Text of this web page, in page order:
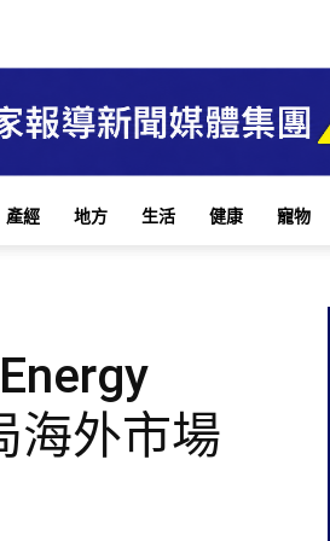
產經 地方 生活 健康 寵物
海外市場